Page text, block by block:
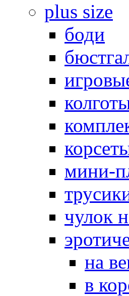
plus size
боди
мини-
чулок
на
в